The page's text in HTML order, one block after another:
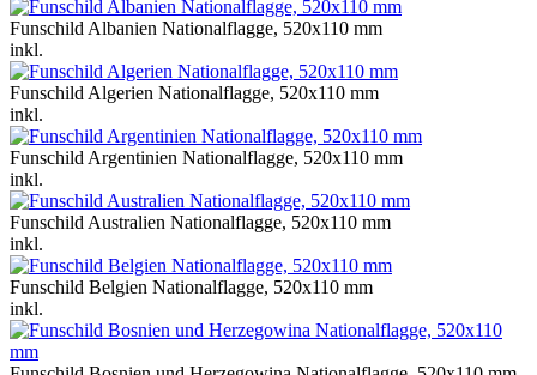
Funschild Albanien Nationalflagge, 520x110 mm
inkl.
Funschild Algerien Nationalflagge, 520x110 mm
inkl.
Funschild Argentinien Nationalflagge, 520x110 mm
inkl.
Funschild Australien Nationalflagge, 520x110 mm
inkl.
Funschild Belgien Nationalflagge, 520x110 mm
inkl.